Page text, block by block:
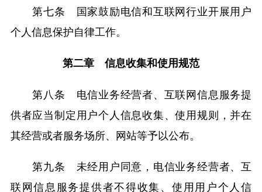
第七条 国家鼓励电信和互联网行业开展用户
个人信息保护自律工作。
第二章 信息收集和使用规范
第八条 电信业务经营者、互联网信息服务提
供者应当制定用户个人信息收集、使用规则，并在
其经营或者服务场所、网站等予以公布。
第九条 未经用户同意，电信业务经营者、互
联网信息服务提供者不得收集、使用用户个人信